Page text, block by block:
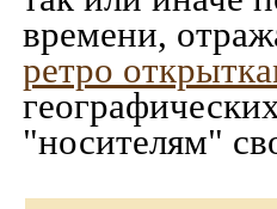
времени,
ретро
"носителям"